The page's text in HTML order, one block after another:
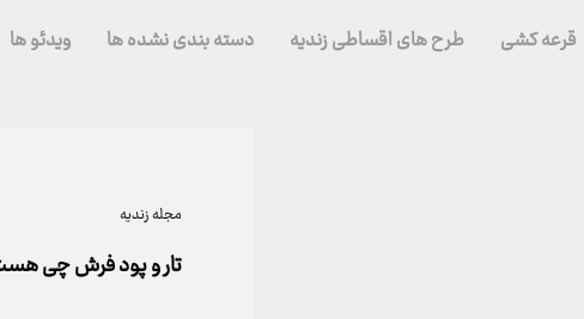
قرعه کشی طرح های اقساطی زندیه دسته بندی نشده ها ویدئو ها
مجله زندیه
تار و پود فرش چی